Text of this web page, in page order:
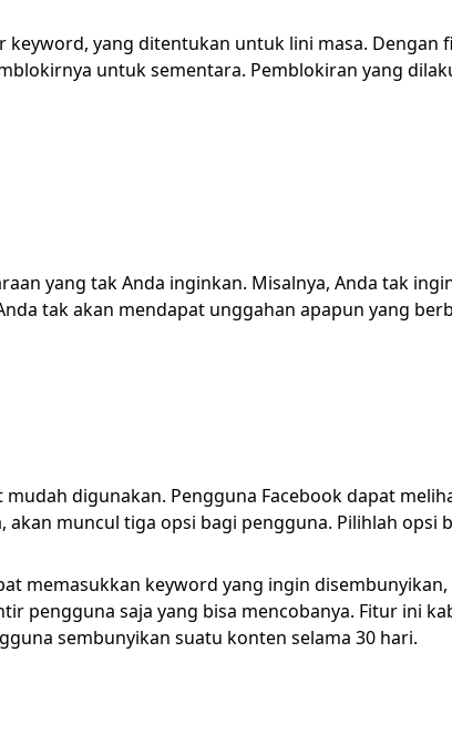
keyword, yang ditentukan untuk lini masa. Dengan
untuk sementara. Pemblokiran yang
yang tak Anda inginkan. Misalnya, Anda tak
tak akan mendapat unggahan apapun yang
digunakan. Pengguna Facebook dapat
muncul tiga opsi bagi pengguna. Pilihlah opsi
memasukkan keyword yang ingin
pengguna saja yang bisa mencobanya. Fitur ini
sembunyikan suatu konten selama 30 hari.